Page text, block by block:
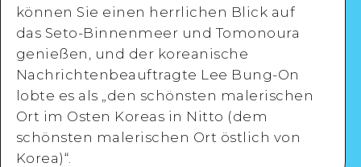
können Sie einen herrlichen Blick auf
das Seto-Binnenmeer und Tomonoura
genießen, und der koreanische
Nachrichtenbeauftragte Lee Bung-On
lobte es als „den schönsten malerischen
Ort im Osten Koreas in Nitto (dem
schönsten malerischen Ort östlich von
Korea)“.